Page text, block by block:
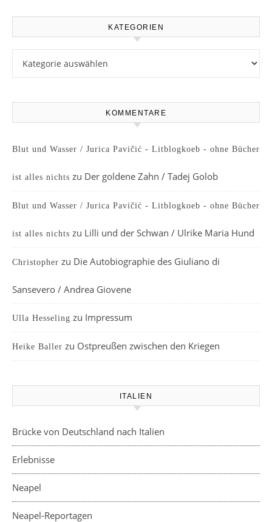
KATEGORIEN
KOMMENTARE
Blut und Wasser / Jurica Pavičić - Litblogkoeb - ohne Bücher
ist alles nichts zu Der goldene Zahn / Tadej Golob
Blut und Wasser / Jurica Pavičić - Litblogkoeb - ohne Bücher
ist alles nichts zu Lilli und der Schwan / Ulrike Maria Hund
Christopher zu Die Autobiographie des Giuliano di
Sansevero / Andrea Giovene
Ulla Hesseling zu Impressum
Heike Baller zu Ostpreußen zwischen den Kriegen
ITALIEN
Brücke von Deutschland nach Italien
Erlebnisse
Neapel
Neapel-Reportagen